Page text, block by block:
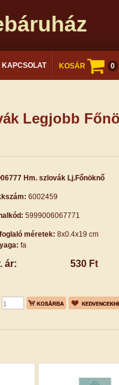
KAPCSOLAT KOSÁR 0
Legjobb
Hm. szlovák Lj.Főnöknő
6002459
5999006067771
méretek: 8x0.4x19 cm
fa
ár: 530 Ft